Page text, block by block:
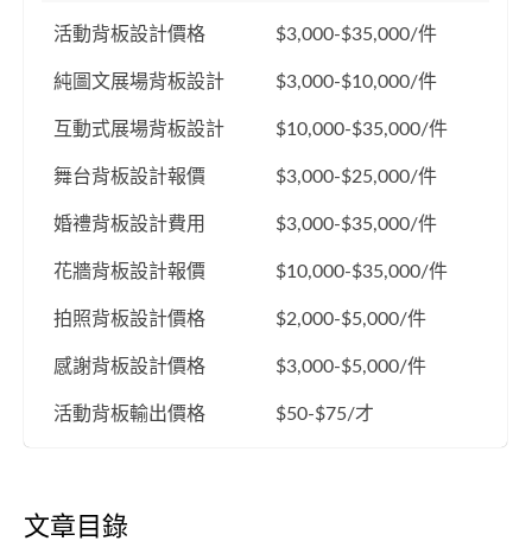
活動背板設計價格 $3,000-$35,000/件
純圖文展場背板設計 $3,000-$10,000/件
互動式展場背板設計 $10,000-$35,000/件
舞台背板設計報價 $3,000-$25,000/件
婚禮背板設計費用 $3,000-$35,000/件
花牆背板設計報價 $10,000-$35,000/件
拍照背板設計價格 $2,000-$5,000/件
感謝背板設計價格 $3,000-$5,000/件
活動背板輸出價格 $50-$75/才
文章目錄